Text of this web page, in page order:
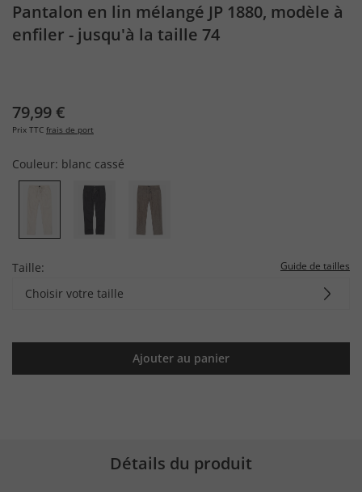
Pantalon en lin mélangé JP 1880, modèle à
enfiler - jusqu'à la taille 74
79,99 €
Prix TTC frais de port
Couleur: blanc cassé
Taille: Guide de tailles
Choisir votre taille
Ajouter au panier
Détails du produit